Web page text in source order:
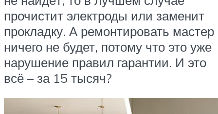
прочистит электроды или заменит
прокладку. А ремонтировать мастер
ничего не будет, потому что это уже
нарушение правил гарантии. И это
всё – за 15 тысяч?